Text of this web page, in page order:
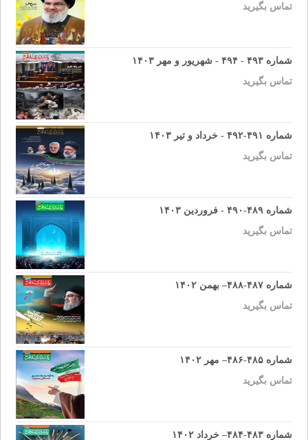
تماس بگیرید
شماره ۴۹۳ - ۴۹۴ - شهریور و مهر ۱۴۰۳
تماس بگیرید
شماره ۴۹۱-۴۹۲ - خرداد و تیر ۱۴۰۳
تماس بگیرید
شماره ۴۸۹-۴۹۰ - فروردین ۱۴۰۳
تماس بگیرید
شماره ۴۸۷-۴۸۸– بهمن ۱۴۰۲
تماس بگیرید
شماره ۴۸۵-۴۸۶– مهر ۱۴۰۲
تماس بگیرید
شماره ۴۸۳-۴۸۴– خرداد ۱۴۰۲